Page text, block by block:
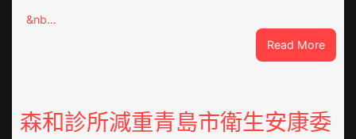
工
秀
傳
費
用
&nb…
Read More:
世
最
豪
森和診所減重青島市衛生安康委